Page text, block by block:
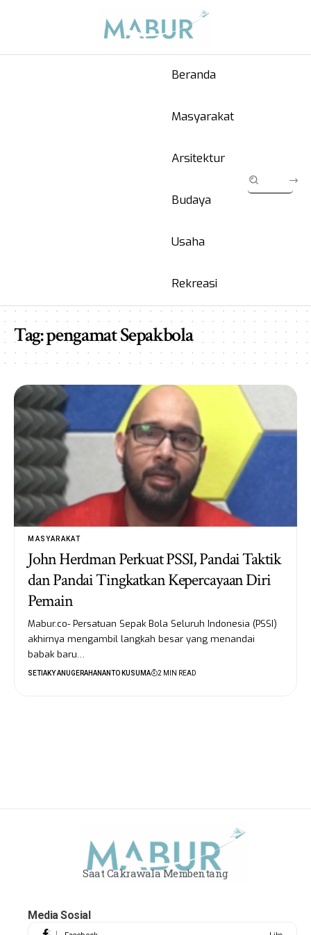
Beranda
Masyarakat
Arsitektur
Budaya
Usaha
Rekreasi
Tag:pengamat Sepakbola
MASYARAKAT
John Herdman Perkuat PSSI, Pandai Taktik
dan Pandai Tingkatkan Kepercayaan Diri
Pemain
Mabur.co- Persatuan Sepak Bola Seluruh Indonesia (PSSI)
akhirnya mengambil langkah besar yang menandai
babak baru…
SETIAKY ANUGERAHANANTO KUSUMA 2 MIN READ
Saat Cakrawala Membentang
Media Sosial